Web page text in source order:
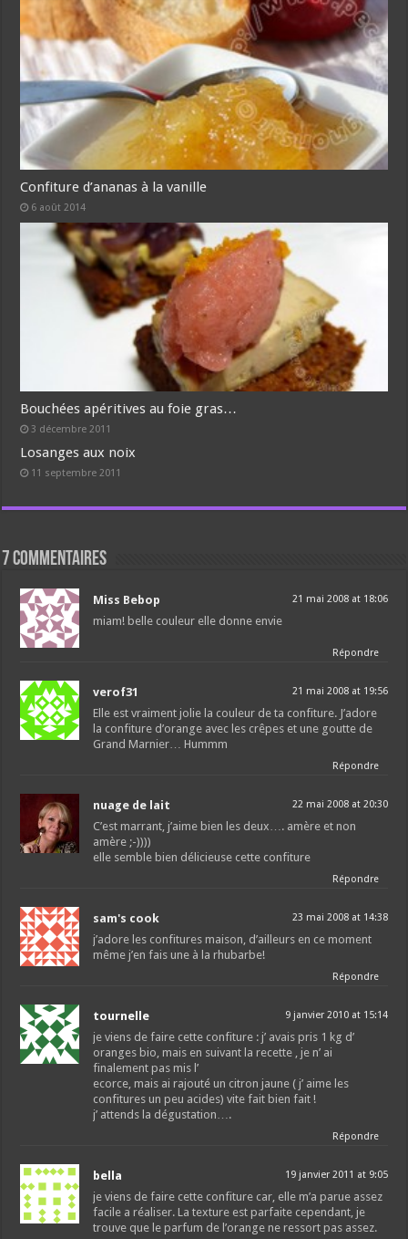
Confiture d’ananas à la vanille
6 août 2014
Bouchées apéritives au foie gras…
3 décembre 2011
Losanges aux noix
11 septembre 2011
7 commentaires
Miss Bebop 21 mai 2008 at 18:06
miam! belle couleur elle donne envie
Répondre
verof31 21 mai 2008 at 19:56
Elle est vraiment jolie la couleur de ta confiture. J’adore
la confiture d’orange avec les crêpes et une goutte de
Grand Marnier… Hummm
Répondre
nuage de lait 22 mai 2008 at 20:30
C’est marrant, j’aime bien les deux…. amère et non
amère ;-))))
elle semble bien délicieuse cette confiture
Répondre
sam's cook 23 mai 2008 at 14:38
j’adore les confitures maison, d’ailleurs en ce moment
même j’en fais une à la rhubarbe!
Répondre
tournelle 9 janvier 2010 at 15:14
je viens de faire cette confiture : j’ avais pris 1 kg d’
oranges bio, mais en suivant la recette , je n’ ai
finalement pas mis l’
ecorce, mais ai rajouté un citron jaune ( j’ aime les
confitures un peu acides) vite fait bien fait !
j’ attends la dégustation….
Répondre
bella 19 janvier 2011 at 9:05
je viens de faire cette confiture car, elle m’a parue assez
facile a réaliser. La texture est parfaite cependant, je
trouve que le parfum de l’orange ne ressort pas assez.